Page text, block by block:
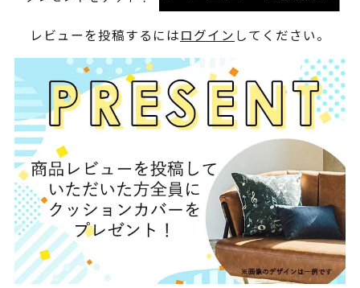
レビューを投稿するにはログイン してください。